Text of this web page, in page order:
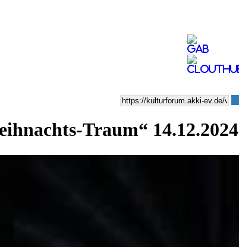
Traum“ 14.12.2024